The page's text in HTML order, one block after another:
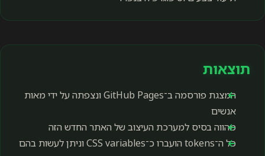
תוצאות
המצגת פורסמה ב־GitHub Pages ונצפתה על ידי מאות
אנשים
מהווה בסיס למערכת העיצוב של האתר החדש הזה
כל ה־tokens הועברו כ־CSS variables וניתן לעשות בהם